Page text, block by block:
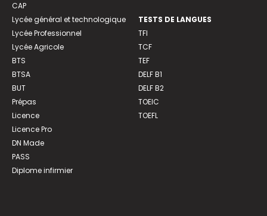
CAP
Lycée général et technologique
Lycée Professionnel
Lycée Agricole
BTS
BTSA
BUT
Prépas
Licence
Licence Pro
DN Made
PASS
Diplome infirmier
TESTS DE LANGUES
TFI
TCF
TEF
DELF B1
DELF B2
TOEIC
TOEFL